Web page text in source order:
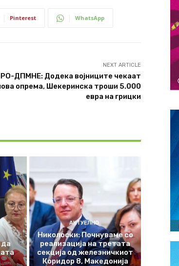
Pinterest WhatsApp
NEXT ARTICLE
ДПМНЕ: Додека војниците чекаат
опрема, Шекеринска троши 5.000
евра на грицки
да
АКТУЕЛНО
Николоски: Почнуваме со
реализација на третата
секција од железничкиот
Коридор 8, Македонија